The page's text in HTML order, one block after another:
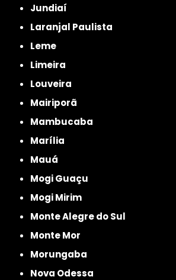
Jundiaí
Laranjal Paulista
Leme
Limeira
Louveira
Mairiporã
Mambucaba
Marília
Mauá
Mogi Guaçu
Mogi Mirim
Monte Alegre do Sul
Monte Mor
Morungaba
Nova Odessa